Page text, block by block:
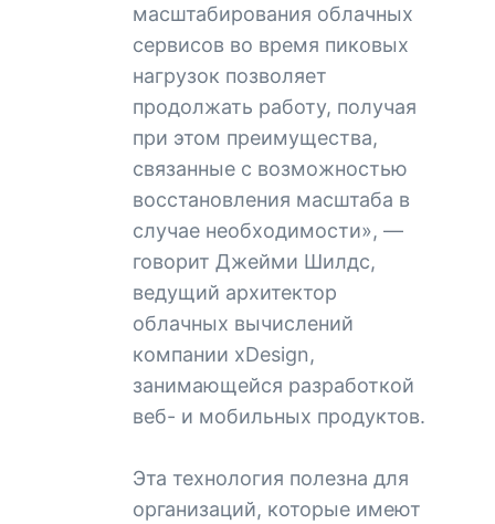
масштабирования облачных
сервисов во время пиковых
нагрузок позволяет
продолжать работу, получая
при этом преимущества,
связанные с возможностью
восстановления масштаба в
случае необходимости», —
говорит Джейми Шилдс,
ведущий архитектор
облачных вычислений
компании xDesign,
занимающейся разработкой
веб- и мобильных продуктов.
Эта технология полезна для
организаций, которые имеют